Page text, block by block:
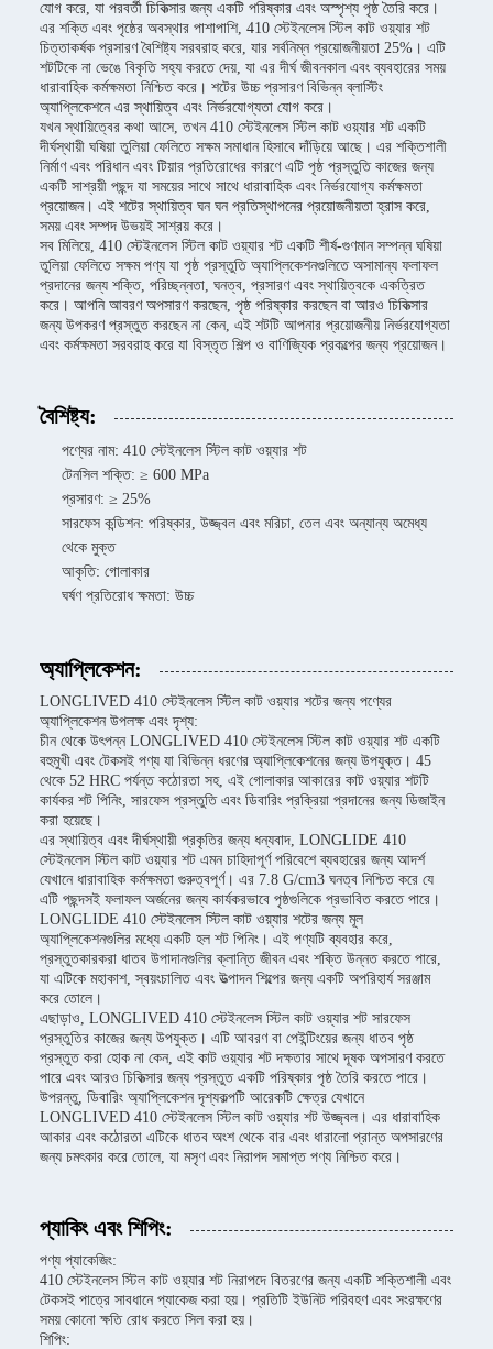
যোগ করে, যা পরবর্তী চিকিত্সার জন্য একটি পরিষ্কার এবং অস্পৃশ্য পৃষ্ঠ তৈরি করে।
এর শক্তি এবং পৃষ্ঠের অবস্থার পাশাপাশি, 410 স্টেইনলেস স্টিল কাট ওয়্যার শট
চিত্তাকর্ষক প্রসারণ বৈশিষ্ট্য সরবরাহ করে, যার সর্বনিম্ন প্রয়োজনীয়তা 25%। এটি
শটটিকে না ভেঙে বিকৃতি সহ্য করতে দেয়, যা এর দীর্ঘ জীবনকাল এবং ব্যবহারের সময়
ধারাবাহিক কর্মক্ষমতা নিশ্চিত করে। শটের উচ্চ প্রসারণ বিভিন্ন ব্লাস্টিং
অ্যাপ্লিকেশনে এর স্থায়িত্ব এবং নির্ভরযোগ্যতা যোগ করে।
যখন স্থায়িত্বের কথা আসে, তখন 410 স্টেইনলেস স্টিল কাট ওয়্যার শট একটি
দীর্ঘস্থায়ী ঘষিয়া তুলিয়া ফেলিতে সক্ষম সমাধান হিসাবে দাঁড়িয়ে আছে। এর শক্তিশালী
নির্মাণ এবং পরিধান এবং টিয়ার প্রতিরোধের কারণে এটি পৃষ্ঠ প্রস্তুতি কাজের জন্য
একটি সাশ্রয়ী পছন্দ যা সময়ের সাথে সাথে ধারাবাহিক এবং নির্ভরযোগ্য কর্মক্ষমতা
প্রয়োজন। এই শটের স্থায়িত্ব ঘন ঘন প্রতিস্থাপনের প্রয়োজনীয়তা হ্রাস করে,
সময় এবং সম্পদ উভয়ই সাশ্রয় করে।
সব মিলিয়ে, 410 স্টেইনলেস স্টিল কাট ওয়্যার শট একটি শীর্ষ-গুণমান সম্পন্ন ঘষিয়া
তুলিয়া ফেলিতে সক্ষম পণ্য যা পৃষ্ঠ প্রস্তুতি অ্যাপ্লিকেশনগুলিতে অসামান্য ফলাফল
প্রদানের জন্য শক্তি, পরিচ্ছন্নতা, ঘনত্ব, প্রসারণ এবং স্থায়িত্বকে একত্রিত
করে। আপনি আবরণ অপসারণ করছেন, পৃষ্ঠ পরিষ্কার করছেন বা আরও চিকিত্সার
জন্য উপকরণ প্রস্তুত করছেন না কেন, এই শটটি আপনার প্রয়োজনীয় নির্ভরযোগ্যতা
এবং কর্মক্ষমতা সরবরাহ করে যা বিস্তৃত শিল্প ও বাণিজ্যিক প্রকল্পের জন্য প্রয়োজন।
বৈশিষ্ট্য:
পণ্যের নাম: 410 স্টেইনলেস স্টিল কাট ওয়্যার শট
টেনসিল শক্তি: ≥ 600 MPa
প্রসারণ: ≥ 25%
সারফেস কন্ডিশন: পরিষ্কার, উজ্জ্বল এবং মরিচা, তেল এবং অন্যান্য অমেধ্য
থেকে মুক্ত
আকৃতি: গোলাকার
ঘর্ষণ প্রতিরোধ ক্ষমতা: উচ্চ
অ্যাপ্লিকেশন:
LONGLIVED 410 স্টেইনলেস স্টিল কাট ওয়্যার শটের জন্য পণ্যের
অ্যাপ্লিকেশন উপলক্ষ এবং দৃশ্য:
চীন থেকে উৎপন্ন LONGLIVED 410 স্টেইনলেস স্টিল কাট ওয়্যার শট একটি
বহুমুখী এবং টেকসই পণ্য যা বিভিন্ন ধরণের অ্যাপ্লিকেশনের জন্য উপযুক্ত। 45
থেকে 52 HRC পর্যন্ত কঠোরতা সহ, এই গোলাকার আকারের কাট ওয়্যার শটটি
কার্যকর শট পিনিং, সারফেস প্রস্তুতি এবং ডিবারিং প্রক্রিয়া প্রদানের জন্য ডিজাইন
করা হয়েছে।
এর স্থায়িত্ব এবং দীর্ঘস্থায়ী প্রকৃতির জন্য ধন্যবাদ, LONGLIDE 410
স্টেইনলেস স্টিল কাট ওয়্যার শট এমন চাহিদাপূর্ণ পরিবেশে ব্যবহারের জন্য আদর্শ
যেখানে ধারাবাহিক কর্মক্ষমতা গুরুত্বপূর্ণ। এর 7.8 G/cm3 ঘনত্ব নিশ্চিত করে যে
এটি পছন্দসই ফলাফল অর্জনের জন্য কার্যকরভাবে পৃষ্ঠগুলিকে প্রভাবিত করতে পারে।
LONGLIDE 410 স্টেইনলেস স্টিল কাট ওয়্যার শটের জন্য মূল
অ্যাপ্লিকেশনগুলির মধ্যে একটি হল শট পিনিং। এই পণ্যটি ব্যবহার করে,
প্রস্তুতকারকরা ধাতব উপাদানগুলির ক্লান্তি জীবন এবং শক্তি উন্নত করতে পারে,
যা এটিকে মহাকাশ, স্বয়ংচালিত এবং উত্পাদন শিল্পের জন্য একটি অপরিহার্য সরঞ্জাম
করে তোলে।
এছাড়াও, LONGLIVED 410 স্টেইনলেস স্টিল কাট ওয়্যার শট সারফেস
প্রস্তুতির কাজের জন্য উপযুক্ত। এটি আবরণ বা পেইন্টিংয়ের জন্য ধাতব পৃষ্ঠ
প্রস্তুত করা হোক না কেন, এই কাট ওয়্যার শট দক্ষতার সাথে দূষক অপসারণ করতে
পারে এবং আরও চিকিত্সার জন্য প্রস্তুত একটি পরিষ্কার পৃষ্ঠ তৈরি করতে পারে।
উপরন্তু, ডিবারিং অ্যাপ্লিকেশন দৃশ্যকল্পটি আরেকটি ক্ষেত্র যেখানে
LONGLIVED 410 স্টেইনলেস স্টিল কাট ওয়্যার শট উজ্জ্বল। এর ধারাবাহিক
আকার এবং কঠোরতা এটিকে ধাতব অংশ থেকে বার এবং ধারালো প্রান্ত অপসারণের
জন্য চমৎকার করে তোলে, যা মসৃণ এবং নিরাপদ সমাপ্ত পণ্য নিশ্চিত করে।
প্যাকিং এবং শিপিং:
পণ্য প্যাকেজিং:
410 স্টেইনলেস স্টিল কাট ওয়্যার শট নিরাপদে বিতরণের জন্য একটি শক্তিশালী এবং
টেকসই পাত্রে সাবধানে প্যাকেজ করা হয়। প্রতিটি ইউনিট পরিবহণ এবং সংরক্ষণের
সময় কোনো ক্ষতি রোধ করতে সিল করা হয়।
শিপিং: